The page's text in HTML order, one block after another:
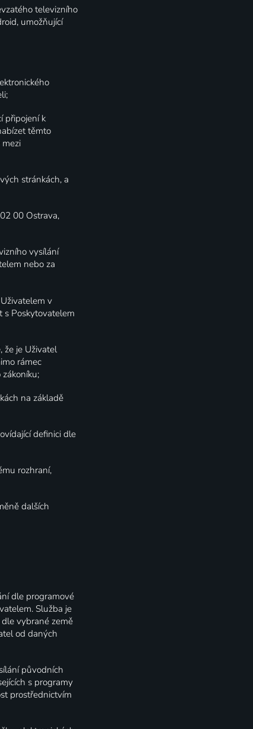
televizního
umožňující
připojení k
těmto
stránkách, a
00 Ostrava,
vysílání
nebo za
v
s Poskytovatelem
že je Uživatel
rámec
na základě
definici dle
rozhraní,
dalších
dle programové
Služba je
vybrané země
od daných
původních
s programy
prostřednictvím